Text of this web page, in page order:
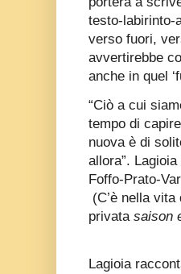
testo-labirinto-
verso fuori,
avvertirebbe
anche in quel
“Ciò a cui
tempo di
nuova è di
allora”.
Foffo-Prato-
(C’è nella
privata saison
Lagioia